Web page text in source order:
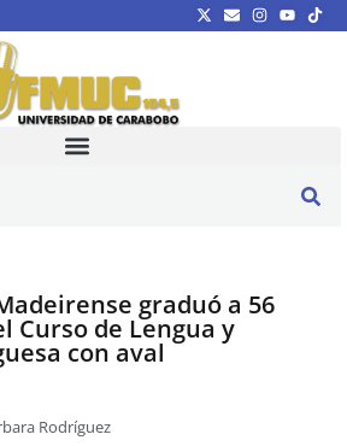
graduó a 56
Curso de Lengua y
con aval
Rodríguez